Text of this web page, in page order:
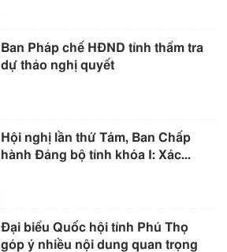
Ban Pháp chế HĐND tỉnh thẩm tra
dự thảo nghị quyết
Hội nghị lần thứ Tám, Ban Chấp
hành Đảng bộ tỉnh khóa I: Xác...
Đại biểu Quốc hội tỉnh Phú Thọ
góp ý nhiều nội dung quan trọng